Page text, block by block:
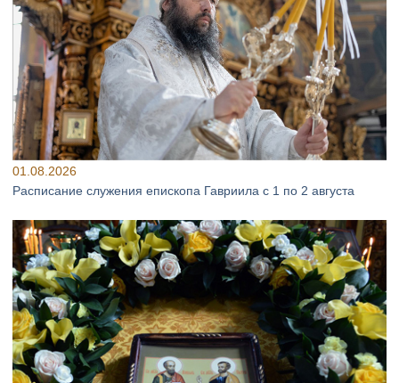
01.08.2026
Расписание служения епископа Гавриила с 1 по 2 августа